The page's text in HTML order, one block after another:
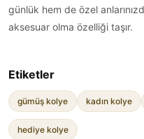
günlük hem de özel
aksesuar olma özelliği taşır.
Etiketler
gümüş kolye kadın kolye
hediye kolye